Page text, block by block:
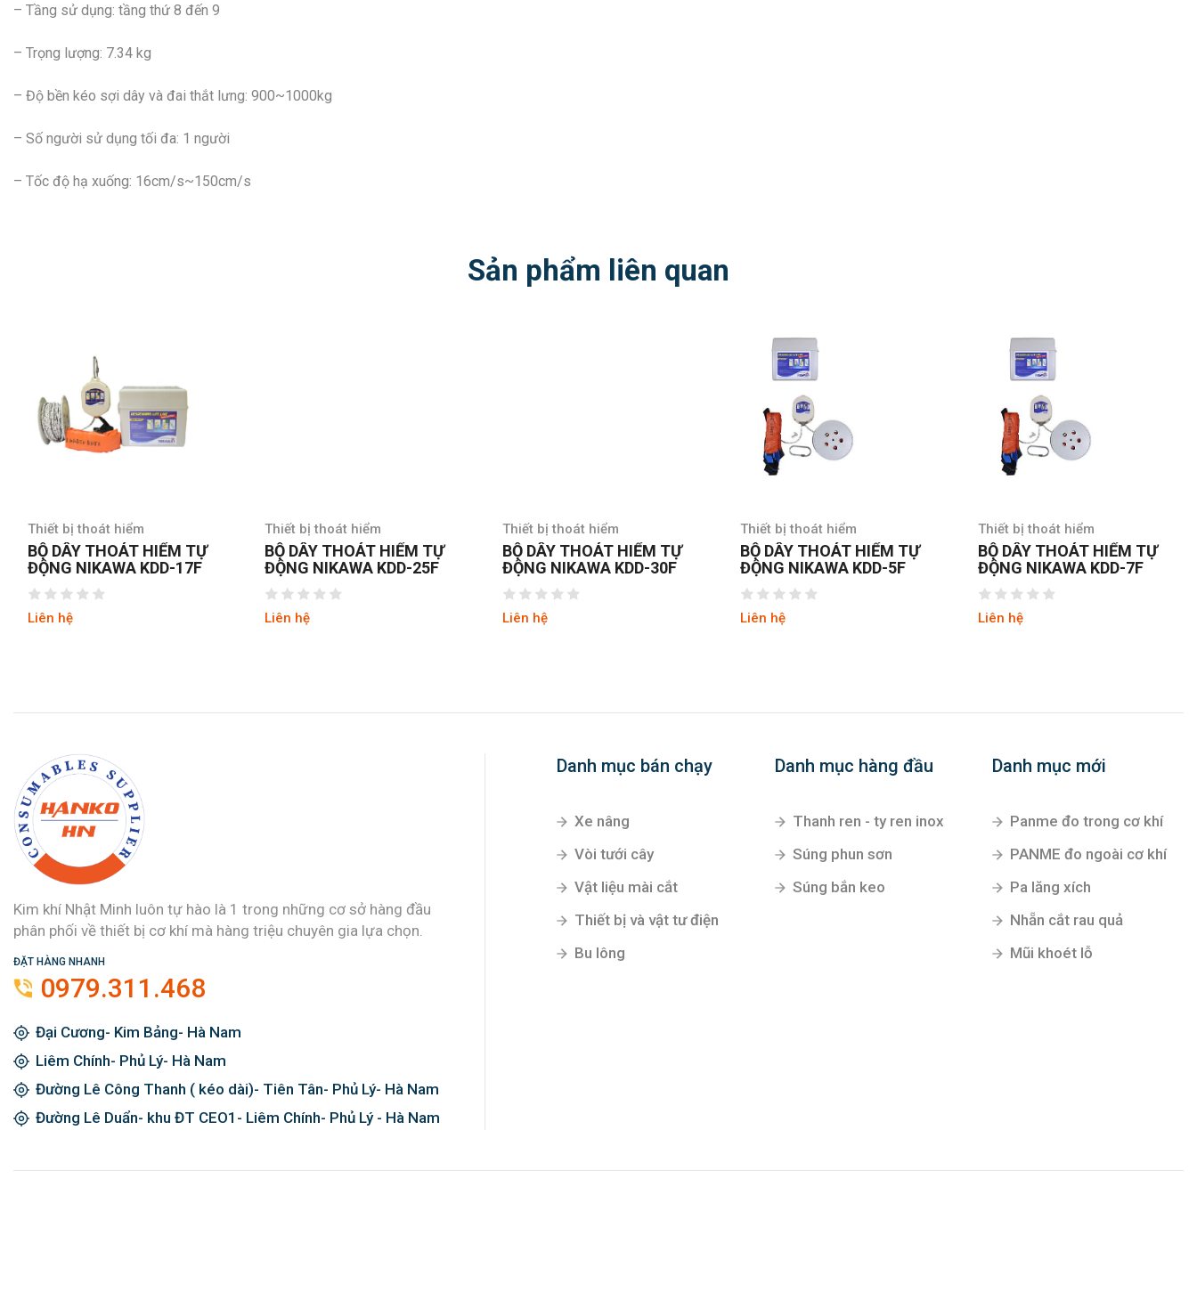
– Tầng sử dụng: tầng thứ 8 đến 9
– Trọng lượng: 7.34 kg
– Độ bền kéo sợi dây và đai thắt lưng: 900~1000kg
– Số người sử dụng tối đa: 1 người
– Tốc độ hạ xuống: 16cm/s~150cm/s
Sản phẩm liên quan
Thiết bị thoát hiểm
BỘ DÂY THOÁT HIỂM TỰ
ĐỘNG NIKAWA KDD-17F
Liên hệ
Thiết bị thoát hiểm
BỘ DÂY THOÁT HIỂM TỰ
ĐỘNG NIKAWA KDD-25F
Liên hệ
Thiết bị thoát hiểm
BỘ DÂY THOÁT HIỂM TỰ
ĐỘNG NIKAWA KDD-30F
Liên hệ
Thiết bị thoát hiểm
BỘ DÂY THOÁT HIỂM TỰ
ĐỘNG NIKAWA KDD-5F
Liên hệ
Thiết bị thoát hiểm
BỘ DÂY THOÁT HIỂM TỰ
ĐỘNG NIKAWA KDD-7F
Liên hệ
Kim khí Nhật Minh luôn tự hào là 1 trong những cơ sở hàng đầu
phân phối về thiết bị cơ khí mà hàng triệu chuyên gia lựa chọn.
ĐẶT HÀNG NHANH
0979.311.468
Đại Cương- Kim Bảng- Hà Nam
Liêm Chính- Phủ Lý- Hà Nam
Đường Lê Công Thanh ( kéo dài)- Tiên Tân- Phủ Lý- Hà Nam
Đường Lê Duẩn- khu ĐT CEO1- Liêm Chính- Phủ Lý - Hà Nam
Danh mục bán chạy
Xe nâng
Vòi tưới cây
Vật liệu mài cắt
Thiết bị và vật tư điện
Bu lông
Danh mục hàng đầu
Thanh ren - ty ren inox
Súng phun sơn
Súng bắn keo
Danh mục mới
Panme đo trong cơ khí
PANME đo ngoài cơ khí
Pa lăng xích
Nhẵn cắt rau quả
Mũi khoét lỗ